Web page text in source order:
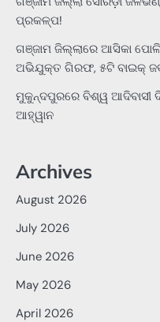
ପ୍ରକଳ୍ପ!
ଗଞ୍ଜାମ ଜିଲ୍ଲାରେ ଆସିକା
ଅଭିଯୁକ୍ତ ଗିରଫ, ୫ଟି ବାଇକ୍
ମୁକୁନ୍ଦପୁରରେ ବିଶ୍ୱ ଆଦିବାସୀ
ଆହ୍ୱାନ
Archives
August 2026
July 2026
June 2026
May 2026
April 2026